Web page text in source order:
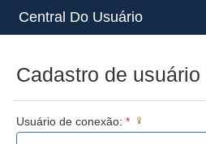
Central Do Usuário
Cadastro de usuário
Usuário de conexão: *